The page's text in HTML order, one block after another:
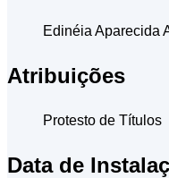
Edinéia Aparecida
Atribuições
Protesto de Títulos
Data de